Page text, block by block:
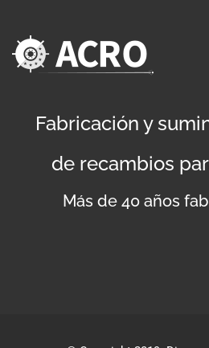
Fabricación y
de recambios
Más de 40 años